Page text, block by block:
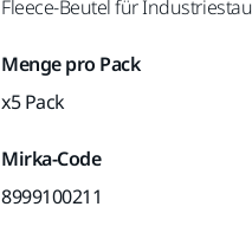
Fleece-Beutel für
Menge pro Pack
x5 Pack
Mirka-Code
8999100211